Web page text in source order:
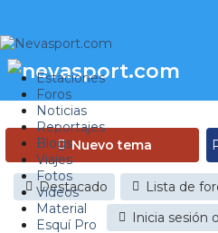
Estaciones
Foros
Noticias
Reportajes
Blogs
Viajes
Fotos
Videos
Material
Esquí Pro
Nuevo tema
Destacado Lista de
Inicia sesión